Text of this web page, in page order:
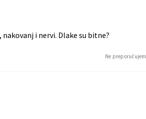
i nervi. Dlake su bitne?
Ne preporučujem